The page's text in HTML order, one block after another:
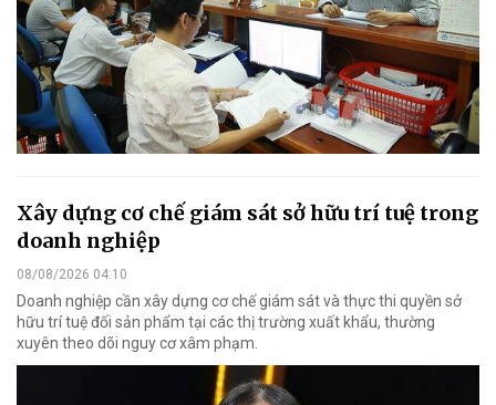
Xây dựng cơ chế giám sát sở hữu trí tuệ trong
doanh nghiệp
08/08/2026 04:10
Doanh nghiệp cần xây dựng cơ chế giám sát và thực thi quyền sở
hữu trí tuệ đối sản phẩm tại các thị trường xuất khẩu, thường
xuyên theo dõi nguy cơ xâm phạm.